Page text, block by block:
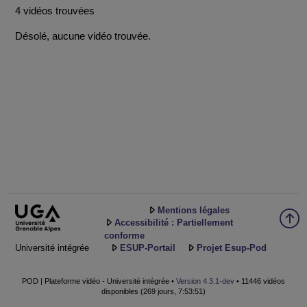
4 vidéos trouvées
Désolé, aucune vidéo trouvée.
Université intégrée
Mentions légales
Accessibilité : Partiellement
conforme
ESUP-Portail
Projet Esup-Pod
POD | Plateforme vidéo - Université intégrée • Version 4.3.1-dev • 11446 vidéos
disponibles (269 jours, 7:53:51)